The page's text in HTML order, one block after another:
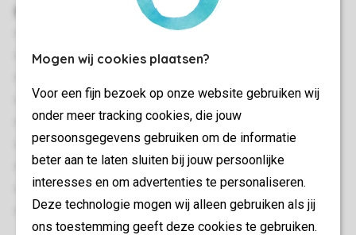
Mogen wij cookies plaatsen?
Voor een fijn bezoek op onze website gebruiken wij
onder meer tracking cookies, die jouw
persoonsgegevens gebruiken om de informatie
beter aan te laten sluiten bij jouw persoonlijke
interesses en om advertenties te personaliseren.
Deze technologie mogen wij alleen gebruiken als jij
ons toestemming geeft deze cookies te gebruiken.
Informations générales
Autonome
Rez-de-chaussée
Rangement
Wifi Gratuit
Convient pour 4 personnes
Interdiction de fumer
Etiquette énergétique: G